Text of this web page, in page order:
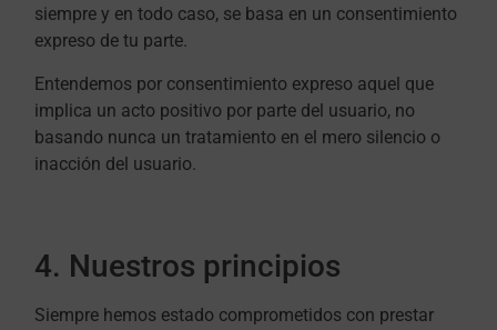
siempre y en todo caso, se basa en un consentimiento
expreso de tu parte.
Entendemos por consentimiento expreso aquel que
implica un acto positivo por parte del usuario, no
basando nunca un tratamiento en el mero silencio o
inacción del usuario.
4. Nuestros principios
Siempre hemos estado comprometidos con prestar